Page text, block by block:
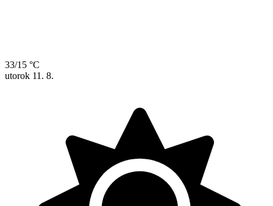
33/15 °C
utorok 11. 8.